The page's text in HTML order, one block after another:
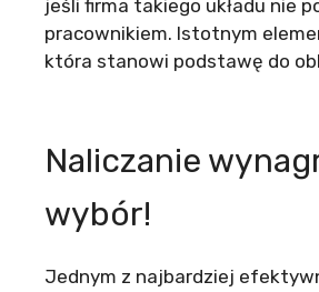
jeśli firma takiego układu nie
pracownikiem. Istotnym
która stanowi podstawę do
Naliczanie
wybór!
Jednym z najbardziej